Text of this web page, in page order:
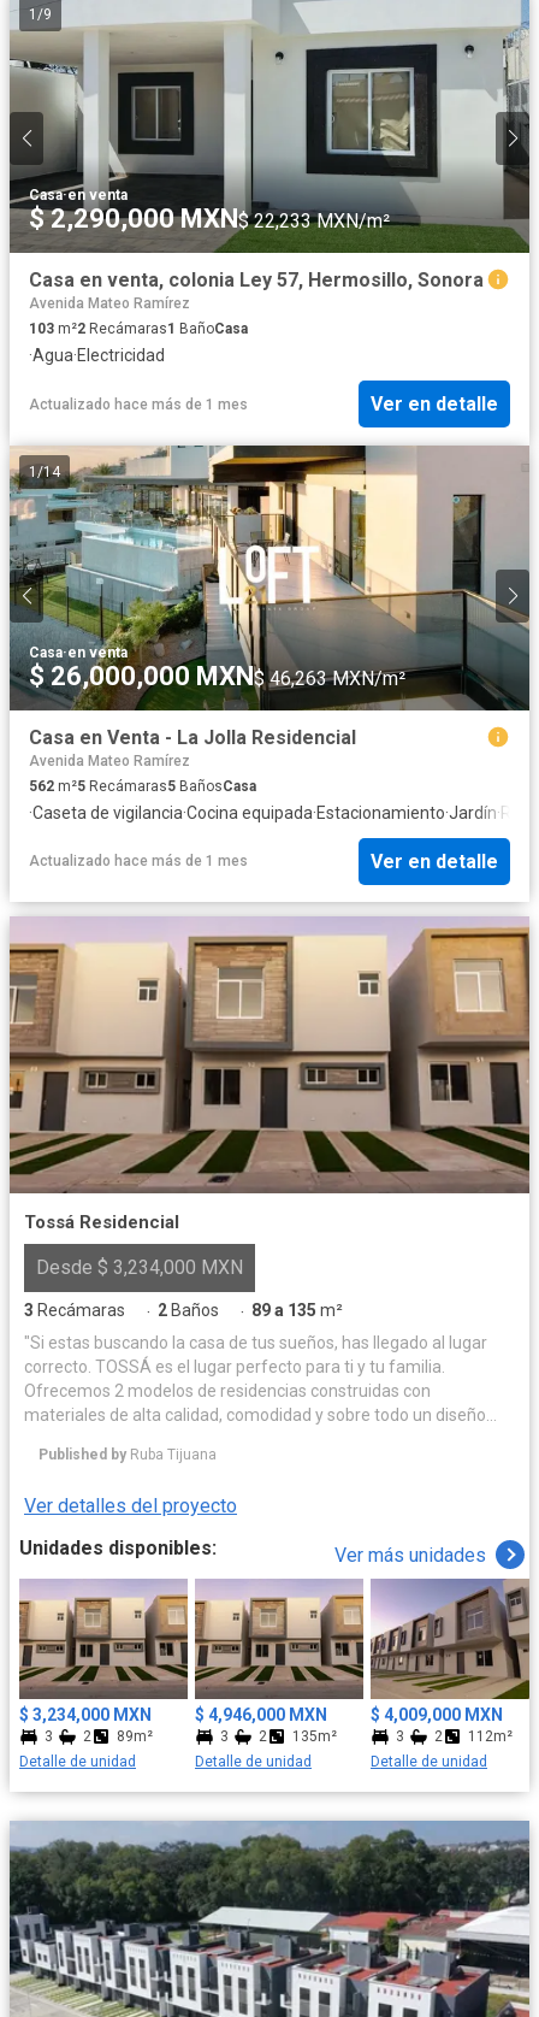
1 /9
Casa·en venta
$ 2,290,000 MXN$ 22,233 MXN/m²
Casa en venta, colonia Ley 57, Hermosillo, Sonora
Avenida Mateo Ramírez
103 m²2 Recámaras1 BañoCasa
·Agua·Electricidad
Actualizado hace más de 1 mes Ver en detalle
1 /14
Casa·en venta
$ 26,000,000 MXN$ 46,263 MXN/m²
Casa en Venta - La Jolla Residencial
Avenida Mateo Ramírez
562 m²5 Recámaras5 BañosCasa
·Caseta de vigilancia·Cocina equipada·Estacionamiento·Jardín·
Actualizado hace más de 1 mes Ver en detalle
Tossá Residencial
Desde $ 3,234,000 MXN
3 Recámaras · 2 Baños · 89 a 135 m²
"Si estas buscando la casa de tus sueños, has llegado al lugar
correcto. TOSSÁ es el lugar perfecto para ti y tu familia.
Ofrecemos 2 modelos de residencias construidas con
materiales de alta calidad, comodidad y sobre todo un diseño
disfruta de tu nuevo hogar."
Published by Ruba Tijuana
Ver detalles del proyecto
Unidades disponibles:
Ver más unidades
$ 3,234,000 MXN
3 2
89m²
Detalle de unidad
$ 4,946,000 MXN
3 2
135m²
Detalle de unidad
$ 4,009,000 MXN
3 2
112m²
Detalle de unidad